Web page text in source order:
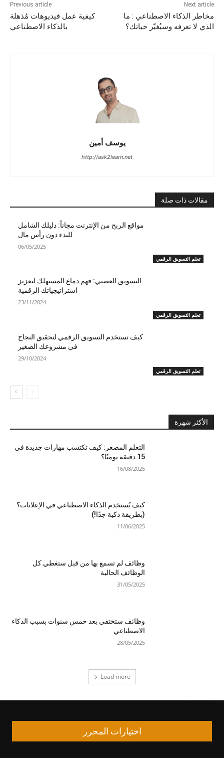
Previous article
كيفية عمل فيديوهات مُذهلة
بالذكاء الاصطناعي
Next article
مخاطر الذكاء الاصطناعي : ما
الذي لا تعرفه وسيُغيّر حياتك؟
يوسف أمين
http://ask2learn.net
مقالات ذات صلة
تعلم التسويق الرقمي
مواقع الربح من الإنترنت مجاناً: دليلك الشامل
للبدء دون رأس مال
06/05/2025
تعلم التسويق الرقمي
التسويق العصبي: فهم دماغ المستهلك لتعزيز
استراتيجياتك الرقمية
23/11/2024
تعلم التسويق الرقمي
كيف تستخدم التسويق الرقمي لتحقيق النجاح
في مشروعك الصغير
29/10/2024
الأكثر شهرة
التعلم المصغر: كيف تكتسب مهارات جديدة في
15 دقيقة يوميًا؟
16/08/2025
كيف يُستخدم الذكاء الاصطناعي في الإعلانات؟
(بطريقة ذكية جدًا!)
11/06/2025
وظائف لم تسمع بها من قبل ستغطي كل
الوظائف الحالية
31/05/2025
وظائف ستختفي بعد خمس سنوات بسبب الذكاء
الاصطناعي
28/05/2025
Load more
اختيارات المحرر